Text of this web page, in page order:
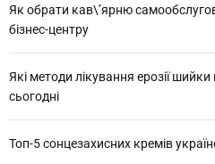
а
ц
и
я
п
:Як обрати кав\’ярню
бізнес-центру
Які методи лікування ерозії
сьогодні
Топ-5 сонцезахисних кремів